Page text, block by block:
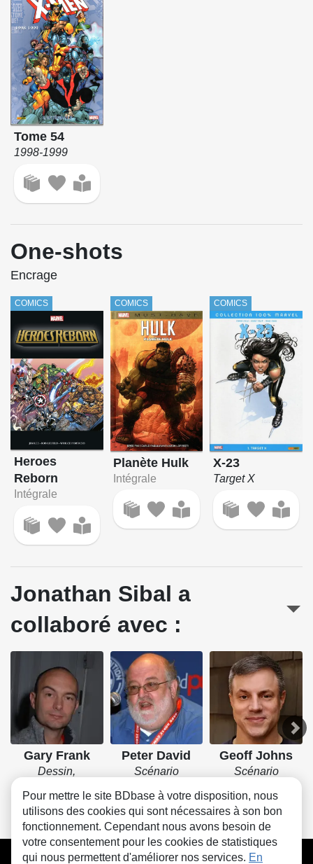
Tome 54
1998-1999
One-shots
Encrage
COMICS
Heroes
Reborn
Intégrale
COMICS
Planète Hulk
Intégrale
COMICS
X-23
Target X
Jonathan Sibal a
collaboré avec :
Gary Frank
Dessin,
Peter David
Scénario
Geoff Johns
Scénario
CGU FAQ Contact Cookies
Pour mettre le site BDbase à votre disposition, nous
utilisons des cookies qui sont nécessaires à son bon
fonctionnement. Cependant nous avons besoin de
votre consentement pour les cookies de statistiques
qui nous permettent d'améliorer nos services. En